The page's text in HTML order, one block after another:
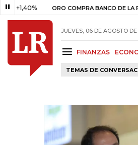
ORO COMPRA BANCO DE LA
JUEVES, 06 DE AGOSTO
FINANZAS
TEMAS DE